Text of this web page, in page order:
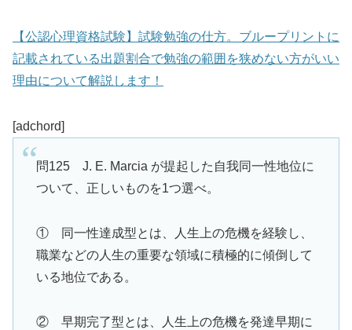
【公認心理資格試験】試験勉強の仕方。ブループリントに
記載されている出題割合で勉強の範囲を狭めない方がいい
理由について解説します！
[adchord]
問125 J. E. Marcia が提起した自我同一性地位に
ついて、正しいものを1つ選べ。
① 同一性達成型とは、人生上の危機を経験し、
職業などの人生の重要な領域に積極的に傾倒して
いる地位である。
② 早期完了型とは、人生上の危機を発達早期に